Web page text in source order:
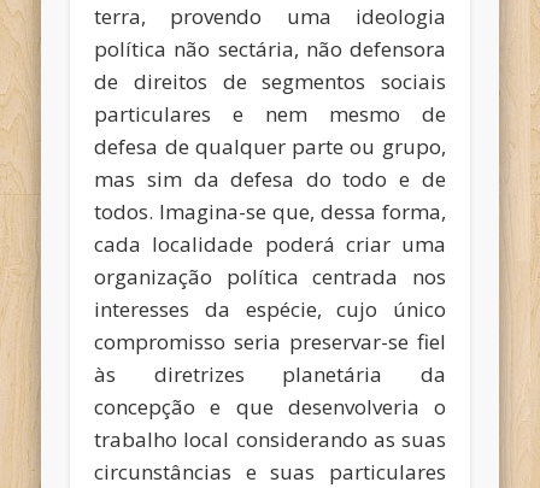
terra, provendo uma ideologia
política não sectária, não defensora
de direitos de segmentos sociais
particulares e nem mesmo de
defesa de qualquer parte ou grupo,
mas sim da defesa do todo e de
todos. Imagina-se que, dessa forma,
cada localidade poderá criar uma
organização política centrada nos
interesses da espécie, cujo único
compromisso seria preservar-se fiel
às diretrizes planetária da
concepção e que desenvolveria o
trabalho local considerando as suas
circunstâncias e suas particulares